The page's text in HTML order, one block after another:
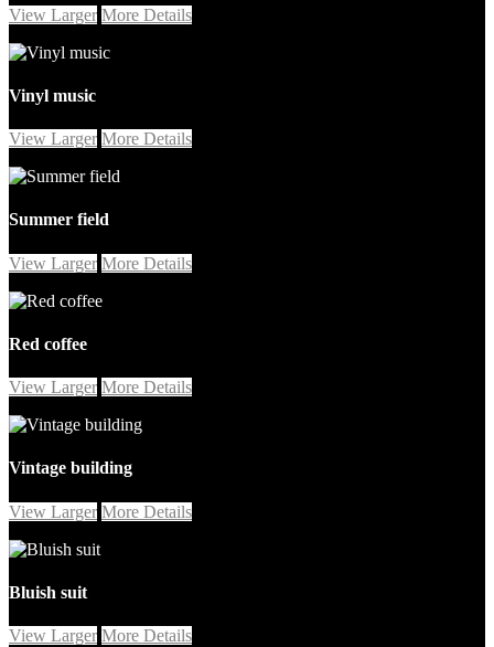
View Larger More Details
Vinyl music
View Larger More Details
Summer field
View Larger More Details
Red coffee
View Larger More Details
Vintage building
View Larger More Details
Bluish suit
View Larger More Details